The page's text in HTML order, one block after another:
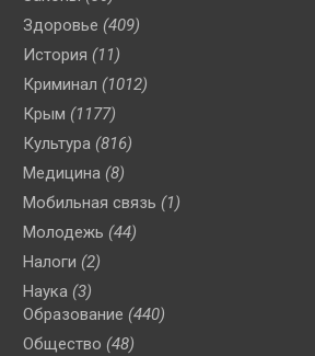
Здоровье (409)
История (11)
Криминал (1012)
Крым (1177)
Культура (816)
Медицина (8)
Мобильная связь (1)
Молодежь (44)
Налоги (2)
Наука (3)
Образование (440)
Общество (48)